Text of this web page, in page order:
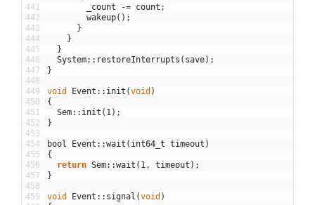
441
442
443
444
445
446
447
448
449
450
451
452
453
454
455
456
457
458
459
_count
-= count ;
wakeup( ) ;
}
}
}
System:: restoreInterrupts ( save) ;
}
void Event :: init (void )
{
Sem:: init ( 1) ;
}
bool Event ::wait ( int64 t timeout )
{
return Sem::wait ( 1, timeout ) ;
}
void Event :: signal (void )